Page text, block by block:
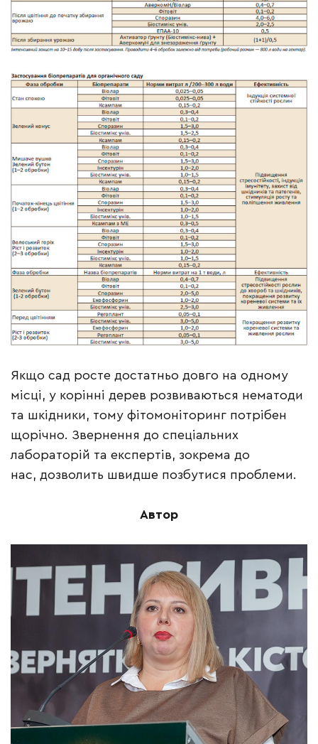
Якщо сад росте достатньо довго на одному
місці, у корінні дерев розвиваються нематоди
та шкідники, тому фітомоніторинг потрібен
щорічно. Звернення до спеціальних
лабораторій та експертів, зокрема до
нас, дозволить швидше позбутися проблеми.
Автор